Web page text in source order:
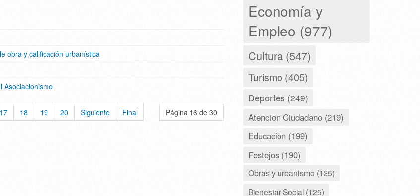
obra y calificación urbanística
Asociacionismo
Página 16 de 30
17 18 19 20 Siguiente Final
Economía y
Empleo (977)
Cultura (547)
Turismo (405)
Deportes (249)
Atencion Ciudadano (219)
Educación (199)
Festejos (190)
Obras y urbanismo (135)
Bienestar Social (125)